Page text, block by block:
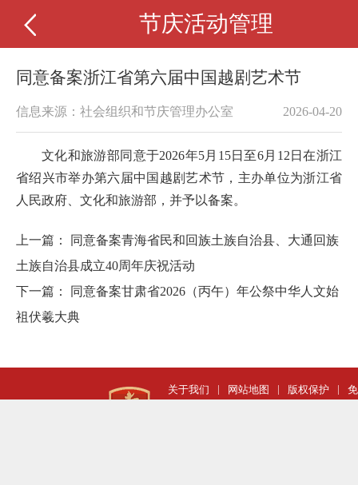
节庆活动管理
同意备案浙江省第六届中国越剧艺术节
信息来源：社会组织和节庆管理办公室 2026-04-20
文化和旅游部同意于2026年5月 15日至6月 12 日在浙江
省绍兴市举办第六届中国越剧艺术节，主办单位为浙江省
人民政府、文化和旅游部 ，并予以备案。
上一篇：
同意备案青海省民和回族土族自治县、大通回族
土族自治县成立40周年庆祝活动
下一篇：
同意备案甘肃省2026（丙午）年公祭中华人文始
祖伏羲大典